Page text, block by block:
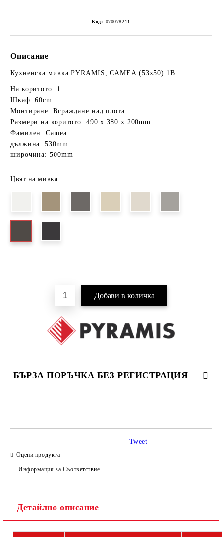
Код: 070078211
Описание
Кухненска мивка PYRAMIS, CAMEA (53x50) 1B
На коритото: 1
Шкаф: 60cm
Монтиране: Вграждане над плота
Размери на коритото: 490 x 380 x 200mm
Фамилен: Camea
дължина: 530mm
широчина: 500mm
Цвят на мивка:
БЪРЗА ПОРЪЧКА БЕЗ РЕГИСТРАЦИЯ
Ние ще се свържем с вас в рамките на работния ден.
Оцени продукта
Информация за Съответствие
Tweet
Детайлно описание